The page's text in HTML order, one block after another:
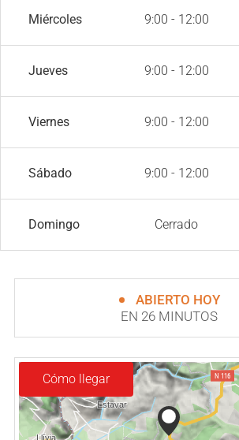
Miércoles 9:00 - 12:00
Jueves 9:00 - 12:00
Viernes 9:00 - 12:00
Sábado 9:00 - 12:00
Domingo Cerrado
ABIERTO HOY
EN 26 MINUTOS
Cómo llegar